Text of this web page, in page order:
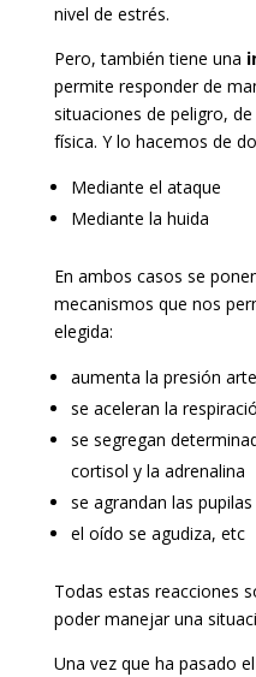
nivel de estrés.
Pero, también tiene una
permite responder de
situaciones de peligro,
física. Y lo hacemos de
Mediante el ataque
Mediante la huida
En ambos casos se
mecanismos que nos
elegida:
aumenta la presión
se aceleran la
se segregan
cortisol y la adrenalina
se agrandan las
el oído se agudiza, etc
Todas estas reacciones
poder manejar una
Una vez que ha pasado